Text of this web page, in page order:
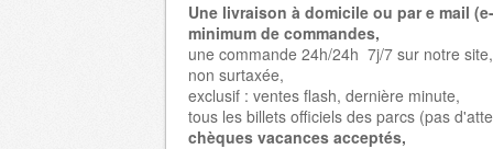
Une livraison à domicile ou par e mail
minimum de commandes,
une commande 24h/24h 7j/7 sur notre
non surtaxée,
exclusif : ventes flash, dernière minute,
tous les billets officiels des parcs (pas
chèques vacances acceptés,